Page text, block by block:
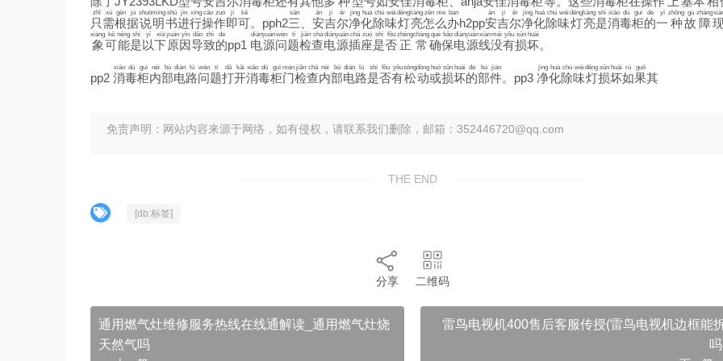
只
zhǐ
需
xū
根
gēn
据
jù
说
shuō
明
míng
书
shū
进
jìn
行
xíng
操
cāo
作
zuò
即
jí
可
kě
。pph2三
sān
安
ān
吉
jí
尔
ěr
净
jìng
化
huà
除
chú
味
wèi
灯
dēng
亮
liàng
怎
zěn
么
me
办
bàn
h2pp安
ān
吉
jí
尔
ěr
净
jìng
化
huà
除
chú
味
wèi
灯
dēng
亮
liàng
是
shì
消
xiāo
毒
dú
柜
guì
的
de
一
yī
种
zhǒng
故
gù
障
zhàng
象
xiàng
可
kě
能
néng
是
shì
以
yǐ
下
xià
原
yuán
因
yīn
导
dǎo
致
zhì
的
de
pp1 电
diàn
源
yuán
问
wèn
题
tí
检
jiǎn
查
chá
电
diàn
源
yuán
插
chā
座
zuò
是
shì
否
fǒu
正
zhèng
常
cháng
确
què
保
bǎo
电
diàn
源
yuán
线
xiàn
没
méi
有
yǒu
损
sǔn
坏
huài
。
pp2 消
xiāo
毒
dú
柜
guì
内
nèi
部
bù
电
diàn
路
lù
问
wèn
题
tí
打
dǎ
开
kāi
消
xiāo
毒
dú
柜
guì
门
mén
检
jiǎn
查
chá
内
nèi
部
bù
电
diàn
路
lù
是
shì
否
fǒu
有
yǒu
松
sōng
动
dòng
或
huò
损
sǔn
坏
huài
的
de
部
bù
件
jiàn
。pp3 净
jìng
化
huà
除
chú
味
wèi
灯
dēng
损
sǔn
坏
huài
如
rú
果
guǒ
其
免责声明：网站内容来源于网络，如有侵权，请联系我们删除，邮箱：352446720@qq.com
THE END
[db:标签]
分享 二维码
通用燃气灶维修服务热线在线通解读_通用燃气灶烧
天然气吗
雷鸟电视机400售后客服传授(雷鸟电视机边框能